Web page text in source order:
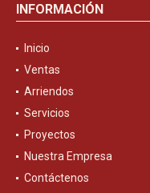
INFORMACIÓN
Inicio
Ventas
Arriendos
Servicios
Proyectos
Nuestra Empresa
Contáctenos